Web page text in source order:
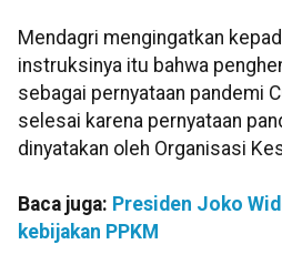
Mendagri mengingatkan
instruksinya itu bahwa
sebagai pernyataan pandemi
selesai karena pernyataan
dinyatakan oleh Organisasi
Baca juga: Presiden Joko
kebijakan PPKM